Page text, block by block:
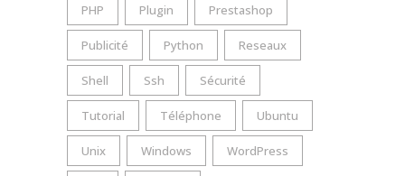
PHP Plugin Prestashop
Publicité Python Reseaux
Shell Ssh Sécurité
Tutorial Téléphone Ubuntu
Unix Windows WordPress